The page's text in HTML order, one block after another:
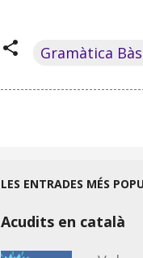
Gramàtica
LES ENTRADES MÉS
Acudits en català